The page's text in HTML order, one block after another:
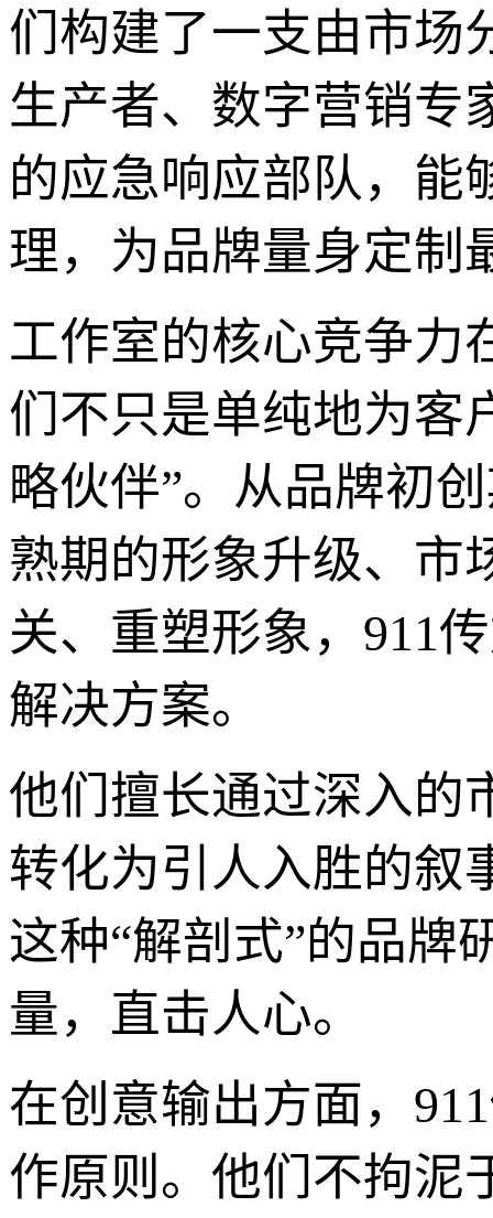
们构建了一支由市场
生产者、数字营销专
的应急响应部队，能
理，为品牌量身定制
工作室的核心竞争力
们不只是单纯地为客
略伙伴”。从品牌初
熟期的形象升级、市
关、重塑形象，911
解决方案。
他们擅长通过深入的
转化为引人入胜的叙
这种“解剖式”的品牌
量，直击人心。
在创意输出方面，
作原则。他们不拘泥